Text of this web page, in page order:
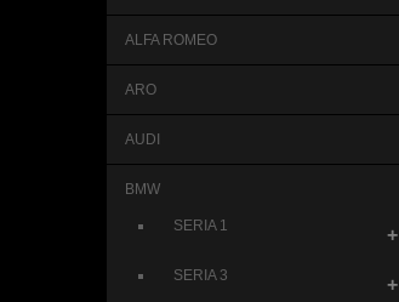
ALFA ROMEO
ARO
AUDI
BMW
SERIA 1 +
SERIA 3 +